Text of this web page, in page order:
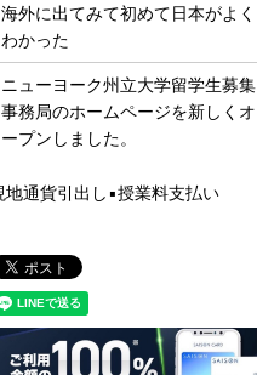
海外に出てみて初めて日本がよく
わかった
ニューヨーク州立大学留学生募集
事務局のホームページを新しくオ
ープンしました。